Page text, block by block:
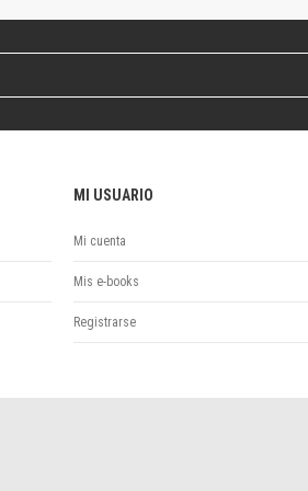
MI USUARIO
Mi cuenta
Mis e-books
Registrarse